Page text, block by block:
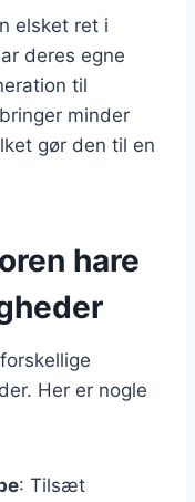
elsket ret i
deres egne
til
minder
gør den til en
hare
Her er nogle
: Tilsæt